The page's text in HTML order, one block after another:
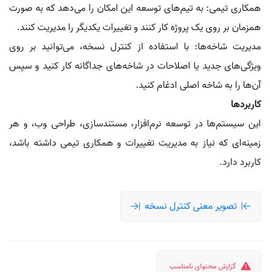
همکاری تیمی: به تیم‌های توسعه این امکان را می‌دهد که به صورت
همزمان بر روی یک پروژه کار کنند و تغییرات یکدیگر را مدیریت کنند.
مدیریت شاخه‌ها: با استفاده از کنترل نسخه، می‌توانید بر روی
ویژگی‌های جدید یا اصلاحات در شاخه‌های جداگانه کار کنید و سپس
آن‌ها را به شاخه اصلی ادغام کنید.
کاربردها
این سیستم‌ها در توسعه نرم‌افزار، مستندسازی، طراحی وب، و هر
زمینه‌ای که نیاز به مدیریت تغییرات و همکاری تیمی داشته باشد،
کاربرد دارد.
تصویر معنی کنترل نسخه
گزارش محتوای نامناسب